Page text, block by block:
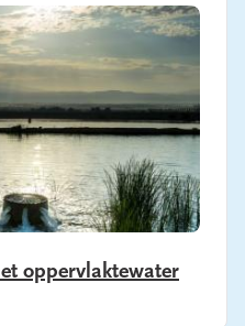
oppervlaktewater